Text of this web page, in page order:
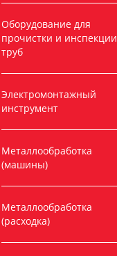
Оборудование для
прочистки и инспекции
труб
Электромонтажный
инструмент
Металлообработка
(машины)
Металлообработка
(расходка)